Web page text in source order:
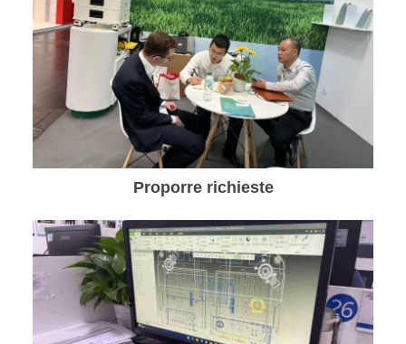
Proporre richieste